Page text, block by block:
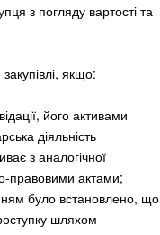
з погляду вартості та
якщо:
його активами
діяльність
з аналогічної
правовими актами;
було встановлено, що
шляхом